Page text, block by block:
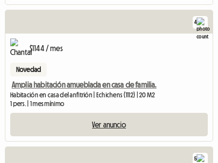
4
$1144 / mes
Novedad
Amplia habitación amueblada en casa de familia.
Habitación en casa del anfitrión | Echichens (1112) | 20 M2
1 pers. | 1 mes mínimo
Ver anuncio
5